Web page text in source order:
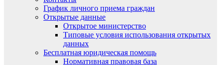
График личного приема граждан
Открытые данные
Открытое министерство
Типовые условия использования открытых
данных
Бесплатная юридическая помощь
Нормативная правовая база